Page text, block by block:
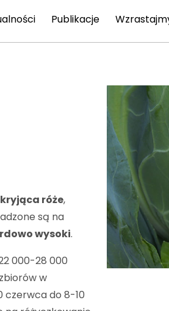
Publikacje
róże,
są na
wysoki.
000-28 000
w
czerwca do 8-10